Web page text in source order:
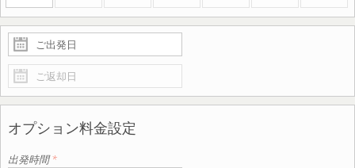
オプション料金設定
出発時間*